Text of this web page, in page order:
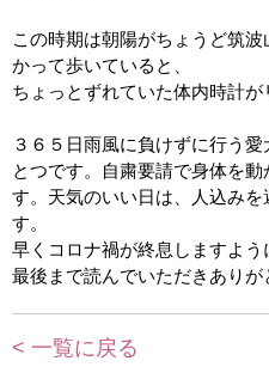
この時期は朝陽がちょうど筑
かって歩いていると、
ちょっとずれていた体内時計が
３６５日雨風に負けずに行う
とつです。自粛要請で身体を
す。天気のいい日は、人込み
す。
早くコロナ禍が終息しますよう
最後まで読んでいただきありが
< 一覧に戻る